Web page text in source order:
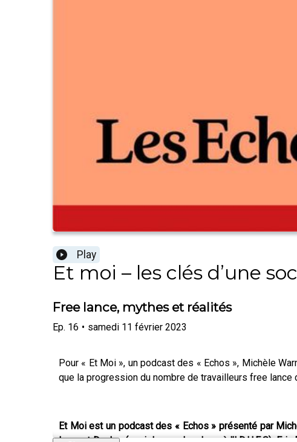
Play
Et moi – les clés d’une
Free lance, mythes et réalités
Ep. 16 • samedi 11 février 2023
Pour « Et Moi », un podcast des « Echos », Michèle
que la progression du nombre de travailleurs free lance
Et Moi est un podcast des « Echos » présenté par